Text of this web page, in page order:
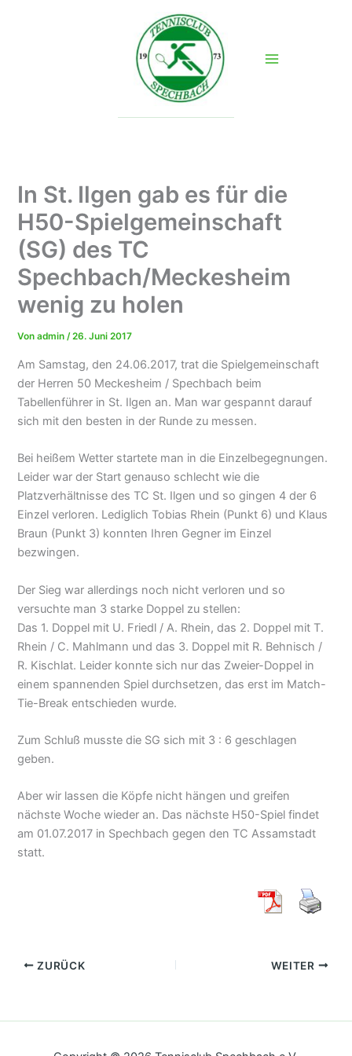
In St. Ilgen gab es für die
H50-Spielgemeinschaft
(SG) des TC
Spechbach/Meckesheim
wenig zu holen
Vonadmin/26. Juni 2017
Am Samstag, den 24.06.2017, trat die Spielgemeinschaft
der Herren 50 Meckesheim / Spechbach beim
Tabellenführer in St. Ilgen an. Man war gespannt darauf
sich mit den besten in der Runde zu messen.
Bei heißem Wetter startete man in die Einzelbegegnungen.
Leider war der Start genauso schlecht wie die
Platzverhältnisse des TC St. Ilgen und so gingen 4 der 6
Einzel verloren. Lediglich Tobias Rhein (Punkt 6) und Klaus
Braun (Punkt 3) konnten Ihren Gegner im Einzel
bezwingen.
Der Sieg war allerdings noch nicht verloren und so
versuchte man 3 starke Doppel zu stellen:
Das 1. Doppel mit U. Friedl / A. Rhein, das 2. Doppel mit T.
Rhein / C. Mahlmann und das 3. Doppel mit R. Behnisch /
R. Kischlat. Leider konnte sich nur das Zweier-Doppel in
einem spannenden Spiel durchsetzen, das erst im Match-
Tie-Break entschieden wurde.
Zum Schluß musste die SG sich mit 3 : 6 geschlagen
geben.
Aber wir lassen die Köpfe nicht hängen und greifen
nächste Woche wieder an. Das nächste H50-Spiel findet
am 01.07.2017 in Spechbach gegen den TC Assamstadt
statt.
ZURÜCK WEITER